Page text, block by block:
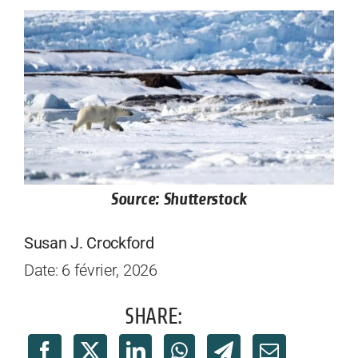
Source: Shutterstock
Susan J. Crockford
Date: 6 février, 2026
SHARE: